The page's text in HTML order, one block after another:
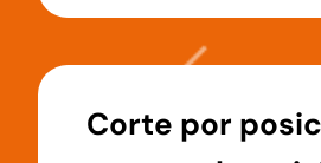
Corte por